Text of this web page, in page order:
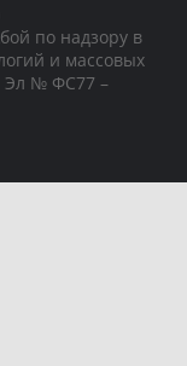
по надзору в
и массовых
Эл № ФС77 –